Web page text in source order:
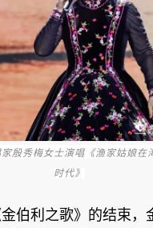
殷秀梅女士演唱《渔家姑娘在
时代》
伯利之歌》的结束，